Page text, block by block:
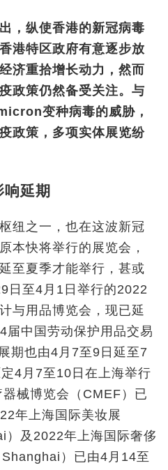
，纵使香港的新冠病毒
港特区政府有意逐步放
济重拾增长动力，然而
政策仍然备受关注。与
变种病毒的威胁，
政策，多项实体展览纷
延期
纽之一，也在这波新冠
本快将举行的展览会，
至夏季才能举行，甚或
日至4月1日举行的2022
与用品博览会，现已延
届中国劳动保护用品交易
期也由4月7至9日延至7
4月7至10日在上海举行
械博览会（CMEF）已
年上海国际美妆展
）及2022年上海国际奢侈
）已由4月14至